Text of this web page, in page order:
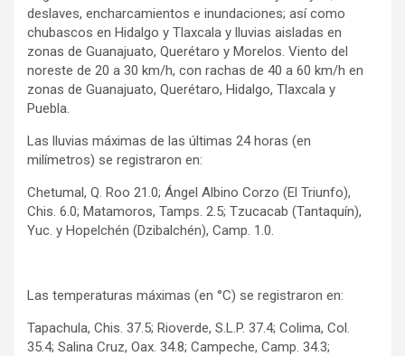
deslaves, encharcamientos e inundaciones; así como
chubascos en Hidalgo y Tlaxcala y lluvias aisladas en
zonas de Guanajuato, Querétaro y Morelos. Viento del
noreste de 20 a 30 km/h, con rachas de 40 a 60 km/h en
zonas de Guanajuato, Querétaro, Hidalgo, Tlaxcala y
Puebla.
Las lluvias máximas de las últimas 24 horas (en
milímetros) se registraron en:
Chetumal, Q. Roo 21.0; Ángel Albino Corzo (El Triunfo),
Chis. 6.0; Matamoros, Tamps. 2.5; Tzucacab (Tantaquín),
Yuc. y Hopelchén (Dzibalchén), Camp. 1.0.
Las temperaturas máximas (en °C) se registraron en:
Tapachula, Chis. 37.5; Rioverde, S.L.P. 37.4; Colima, Col.
35.4; Salina Cruz, Oax. 34.8; Campeche, Camp. 34.3;